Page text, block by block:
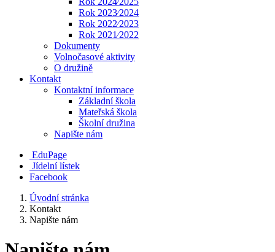
Rok 2023⁄2024
Rok 2022⁄2023
Rok 2021⁄2022
Dokumenty
Volnočasové aktivity
O družině
Kontakt
Kontaktní informace
Základní škola
Mateřská škola
Školní družina
Napište nám
EduPage
Jídelní lístek
Facebook
Úvodní stránka
Kontakt
Napište nám